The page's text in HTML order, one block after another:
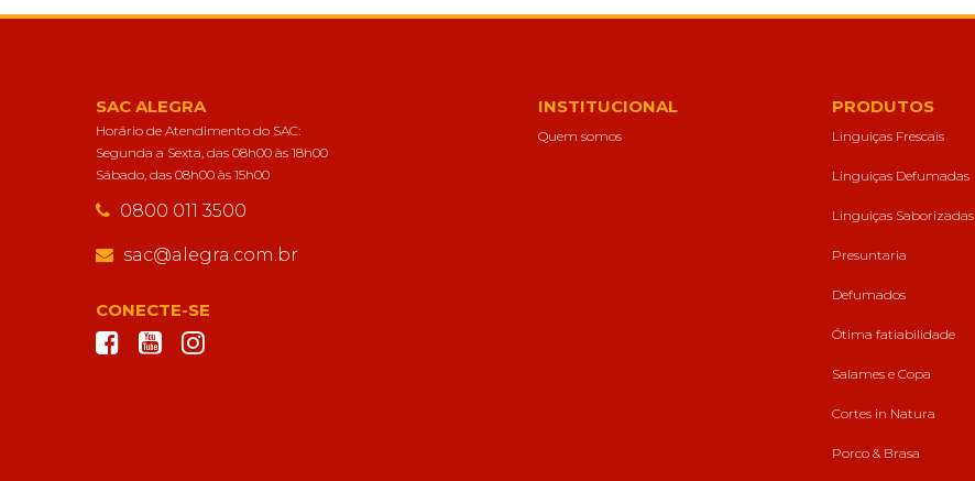
SAC ALEGRA
Horário de Atendimento do SAC:
Segunda a Sexta, das 08h00 às 18h00
Sábado, das 08h00 às 15h00
0800 011 3500
sac@alegra.com.br
CONECTE-SE
INSTITUCIONAL
Quem somos
PRODUTOS
Linguiças Frescais
Linguiças Defumadas
Linguiças Saborizadas
Presuntaria
Defumados
Ótima fatiabilidade
Salames e Copa
Cortes in Natura
Porco & Brasa
site é utilizado.
Cookies de
Para que o
o melhor
funcionalidades
do website.
Eu aceito